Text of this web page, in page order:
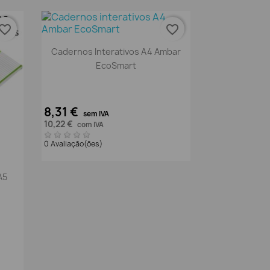
Vista rápida
Cadernos Interativos A4 Ambar
EcoSmart
8,31 € sem IVA
10,22 € com IVA
0 Avaliação(ões)
favorite_border